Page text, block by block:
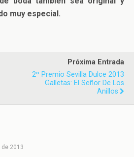
muy especial.
Próxima Entrada
2º Premio Sevilla Dulce 2013
Galletas: El Señor De Los
Anillos
2013